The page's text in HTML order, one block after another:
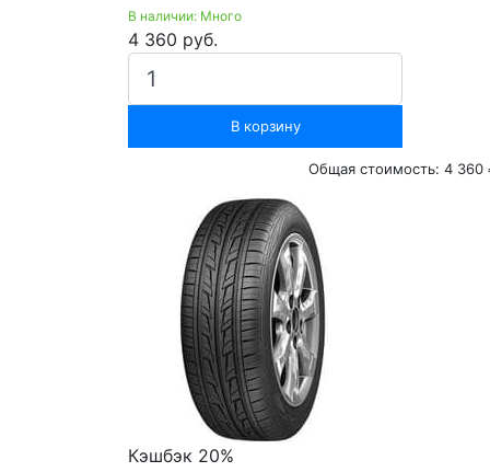
В наличии: Много
4 360 руб.
В корзину
Общая стоимость: 4 360
Кэшбэк 20%